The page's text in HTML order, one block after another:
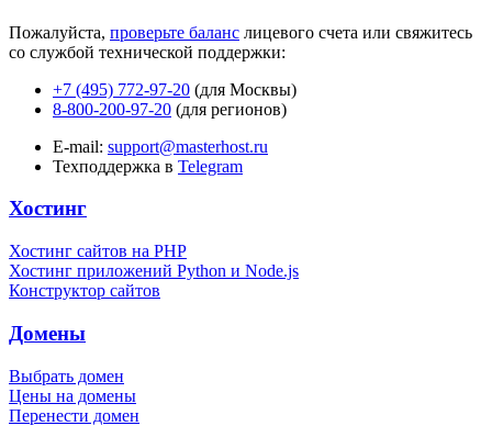
Пожалуйста, проверьте баланс лицевого счета или свяжитесь
со службой технической поддержки:
+7 (495) 772-97-20 (для Москвы)
8-800-200-97-20 (для регионов)
E-mail: support@masterhost.ru
Техподдержка в Telegram
Хостинг
Хостинг сайтов на PHP
Хостинг приложений Python и Node.js
Конструктор сайтов
Домены
Выбрать домен
Цены на домены
Перенести домен